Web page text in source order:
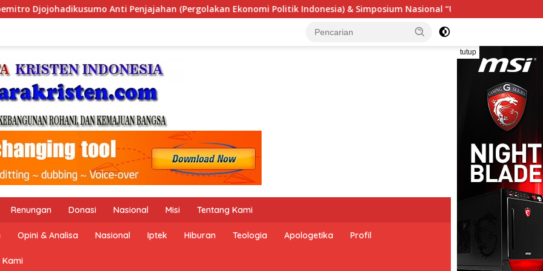
Ekonomi Politik Indonesia) & Simposium Nasional “Urgensi Undang-Undang Perekonomian Nasional dan
tutup
Renungan Donasi Nasional Misi Tentang Kami
Opini & Analisa Nasional Iptek Hiburan Teologia Apologetika Profil
Kami